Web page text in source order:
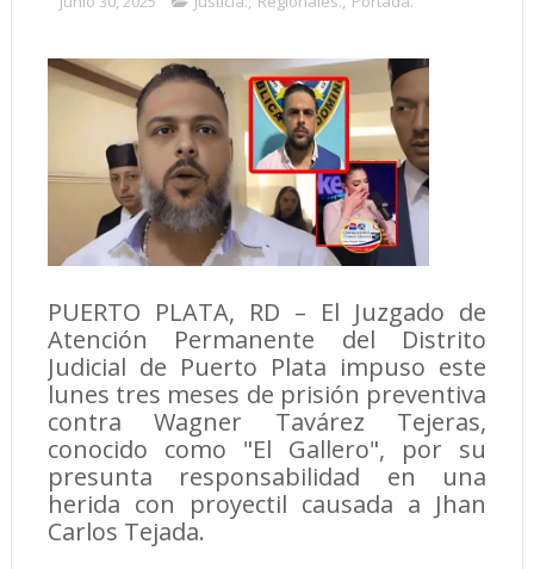
PUERTO PLATA, RD – El Juzgado de
Atención Permanente del Distrito
Judicial de Puerto Plata impuso este
lunes tres meses de prisión preventiva
contra Wagner Tavárez Tejeras,
conocido como "El Gallero", por su
presunta responsabilidad en una
herida con proyectil causada a Jhan
Carlos Tejada.